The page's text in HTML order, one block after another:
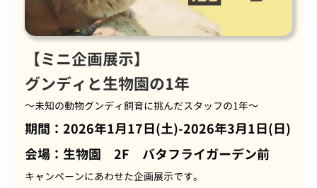
【ミニ企画展示】
グンディと生物園の1年
～未知の動物グンディ飼育に挑んだスタッフの1年～
期間：2026年1月17日(土)-2026年3月1日(日)
会場：生物園 2F バタフライガーデン前
キャンペーンにあわせた企画展示です。